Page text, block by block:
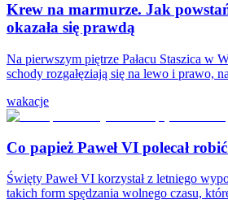
Krew na marmurze. Jak
okazała się prawdą
Na pierwszym piętrze Pałacu Staszica w
schody rozgałęziają się na lewo i prawo,
wakacje
Co papież Paweł VI polecał
Święty Paweł VI korzystał z letniego
takich form spędzania wolnego czasu,